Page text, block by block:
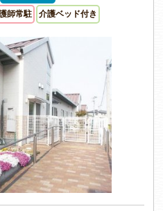
師常駐 介護ベッド付き